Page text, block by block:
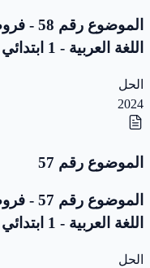
اللغة العربية - 1 ابتدائي
الحل
2024
الموضوع رقم 57
اللغة العربية - 1 ابتدائي
الحل